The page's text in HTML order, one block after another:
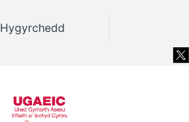
Hygyrchedd